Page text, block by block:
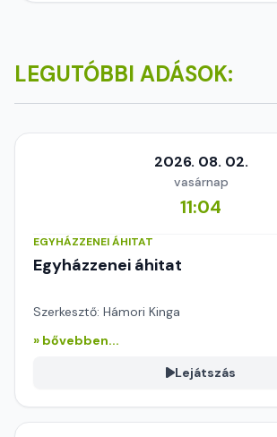
LEGUTÓBBI ADÁSOK:
2026. 08. 02.
vasárnap
11:04
EGYHÁZZENEI ÁHITAT
Egyházzenei áhitat
Szerkesztő: Hámori Kinga
» bővebben...
Lejátszás